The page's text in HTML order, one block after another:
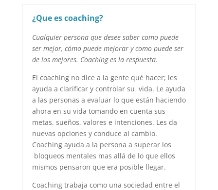
¿Que es coaching?
Cualquier persona que desee saber como puede
ser mejor, cómo puede mejorar y como puede ser
de los mejores. Coaching es la respuesta.
El coaching no dice a la gente qué hacer; les
ayuda a clarificar y controlar su vida. Le ayuda
a las personas a evaluar lo que están haciendo
ahora en su vida tomando en cuenta sus
metas, sueños, valores e intenciones. Les da
nuevas opciones y conduce al cambio.
Coaching ayuda a la persona a superar los
bloqueos mentales mas allá de lo que ellos
mismos pensaron que era posible llegar.
Coaching trabaja como una sociedad entre el